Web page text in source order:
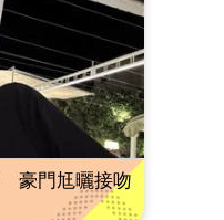
豪門尪曬接吻